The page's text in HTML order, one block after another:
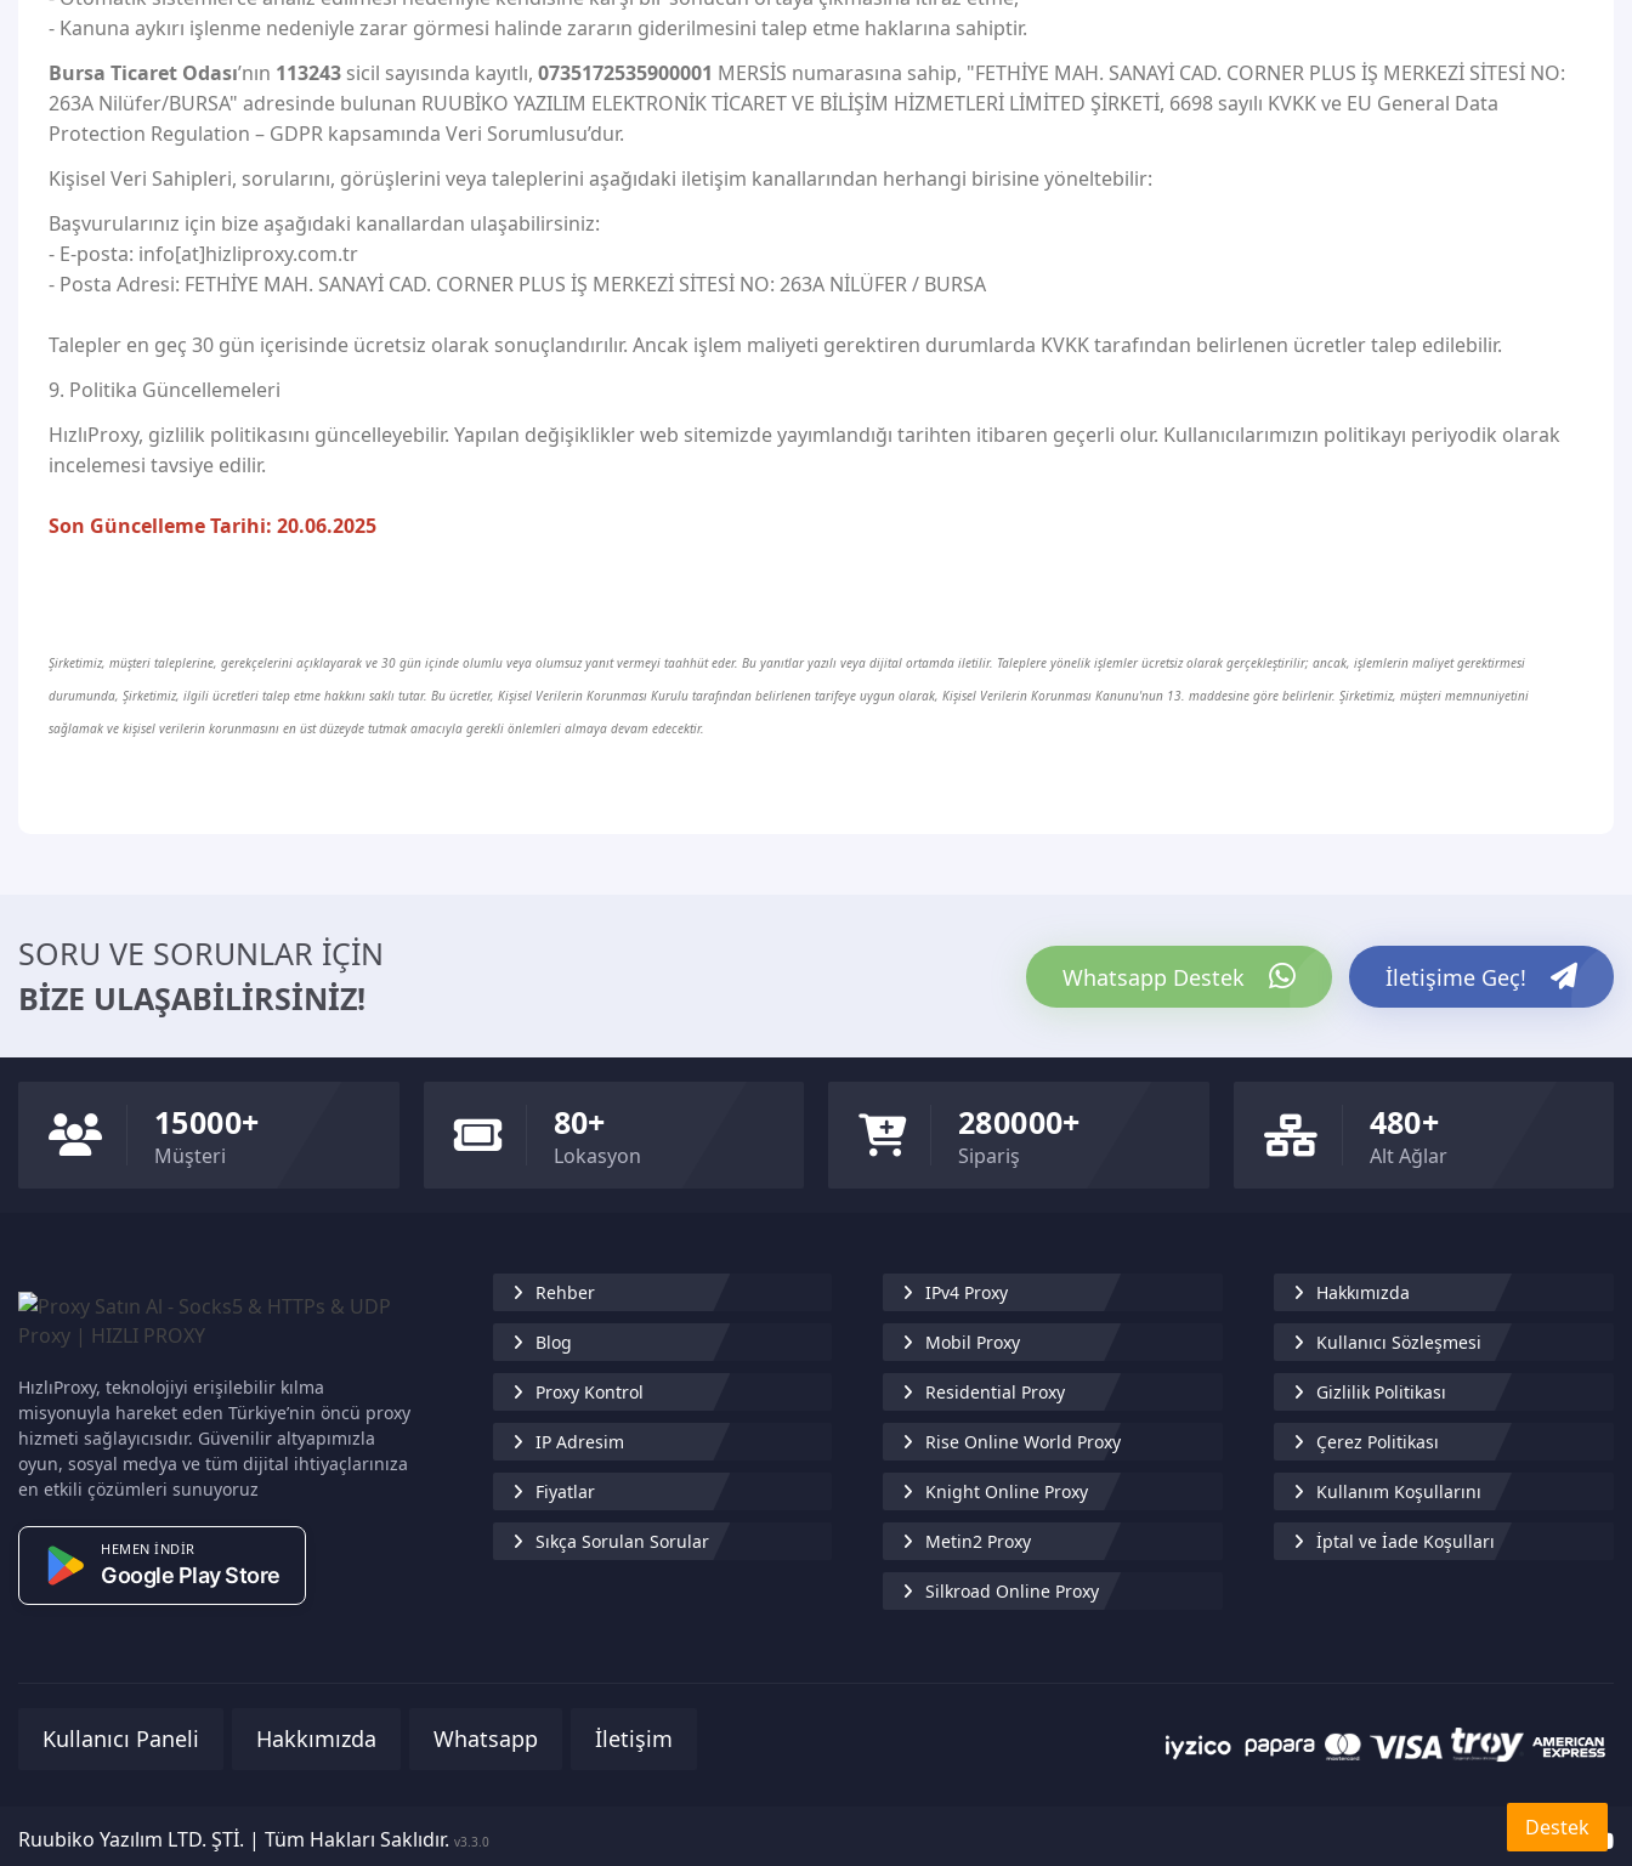
- Kanuna aykırı işlenme nedeniyle zarar görmesi halinde zararın giderilmesini talep etme haklarına sahiptir.
Bursa Ticaret Odası’nın 113243 sicil sayısında kayıtlı, 0735172535900001 MERSİS numarasına sahip, "FETHİYE MAH. SANAYİ CAD. CORNER PLUS İŞ MERKEZİ SİTESİ NO:
263A Nilüfer/BURSA" adresinde bulunan RUUBİKO YAZILIM ELEKTRONİK TİCARET VE BİLİŞİM HİZMETLERİ LİMİTED ŞİRKETİ, 6698 sayılı KVKK ve EU General Data
Protection Regulation – GDPR kapsamında Veri Sorumlusu’dur.
Kişisel Veri Sahipleri, sorularını, görüşlerini veya taleplerini aşağıdaki iletişim kanallarından herhangi birisine yöneltebilir:
Başvurularınız için bize aşağıdaki kanallardan ulaşabilirsiniz:
- E-posta: info[at]hizliproxy.com.tr
- Posta Adresi: FETHİYE MAH. SANAYİ CAD. CORNER PLUS İŞ MERKEZİ SİTESİ NO: 263A NİLÜFER / BURSA
Talepler en geç 30 gün içerisinde ücretsiz olarak sonuçlandırılır. Ancak işlem maliyeti gerektiren durumlarda KVKK tarafından belirlenen ücretler talep edilebilir.
9. Politika Güncellemeleri
HızlıProxy, gizlilik politikasını güncelleyebilir. Yapılan değişiklikler web sitemizde yayımlandığı tarihten itibaren geçerli olur. Kullanıcılarımızın politikayı periyodik olarak
incelemesi tavsiye edilir.
Son Güncelleme Tarihi: 20.06.2025
Şirketimiz, müşteri taleplerine, gerekçelerini açıklayarak ve 30 gün içinde olumlu veya olumsuz yanıt vermeyi taahhüt eder. Bu yanıtlar yazılı veya dijital ortamda iletilir. Taleplere yönelik işlemler ücretsiz olarak gerçekleştirilir; ancak, işlemlerin maliyet gerektirmesi
durumunda, Şirketimiz, ilgili ücretleri talep etme hakkını saklı tutar. Bu ücretler, Kişisel Verilerin Korunması Kurulu tarafından belirlenen tarifeye uygun olarak, Kişisel Verilerin Korunması Kanunu'nun 13. maddesine göre belirlenir. Şirketimiz, müşteri memnuniyetini
sağlamak ve kişisel verilerin korunmasını en üst düzeyde tutmak amacıyla gerekli önlemleri almaya devam edecektir.
SORU VE SORUNLAR İÇİN
BİZE ULAŞABİLİRSİNİZ!
Whatsapp Destek İletişime Geç!
15000+
Müşteri
80+
Lokasyon
280000+
Sipariş
480+
Alt Ağlar
HızlıProxy, teknolojiyi erişilebilir kılma
misyonuyla hareket eden Türkiye’nin öncü proxy
hizmeti sağlayıcısıdır. Güvenilir altyapımızla
oyun, sosyal medya ve tüm dijital ihtiyaçlarınıza
en etkili çözümleri sunuyoruz
HEMEN İNDİR
Google Play Store
Rehber
Blog
Proxy Kontrol
IP Adresim
Fiyatlar
Sıkça Sorulan Sorular
IPv4 Proxy
Mobil Proxy
Residential Proxy
Rise Online World Proxy
Knight Online Proxy
Metin2 Proxy
Silkroad Online Proxy
Hakkımızda
Kullanıcı Sözleşmesi
Gizlilik Politikası
Çerez Politikası
Kullanım Koşullarını
İptal ve İade Koşulları
Kullanıcı Paneli Hakkımızda Whatsapp İletişim
Ruubiko Yazılım LTD. ŞTİ. | Tüm Hakları Saklıdır. v3.3.0
Destek